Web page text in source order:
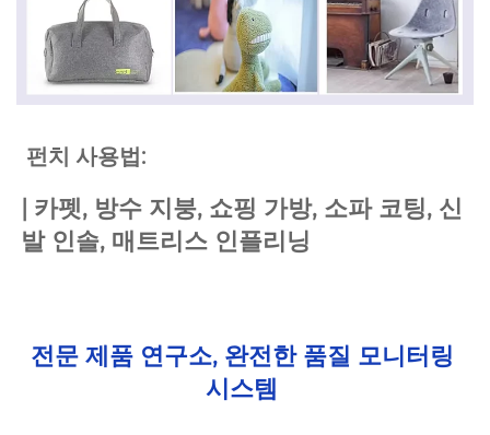
펀치 사용법:
카펫, 방수 지붕, 쇼핑 가방, 소파 코팅, 신
발 인솔, 매트리스 인플리닝
전문 제품 연구소, 완전한 품질 모니터링
시스템